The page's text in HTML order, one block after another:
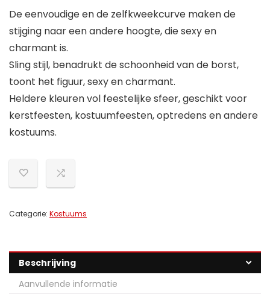
De eenvoudige en de zelfkweekcurve maken de
stijging naar een andere hoogte, die sexy en
charmant is.
Sling stijl, benadrukt de schoonheid van de borst,
toont het figuur, sexy en charmant.
Heldere kleuren vol feestelijke sfeer, geschikt voor
kerstfeesten, kostuumfeesten, optredens en andere
kostuums.
Categorie: Kostuums
Beschrijving
Aanvullende informatie